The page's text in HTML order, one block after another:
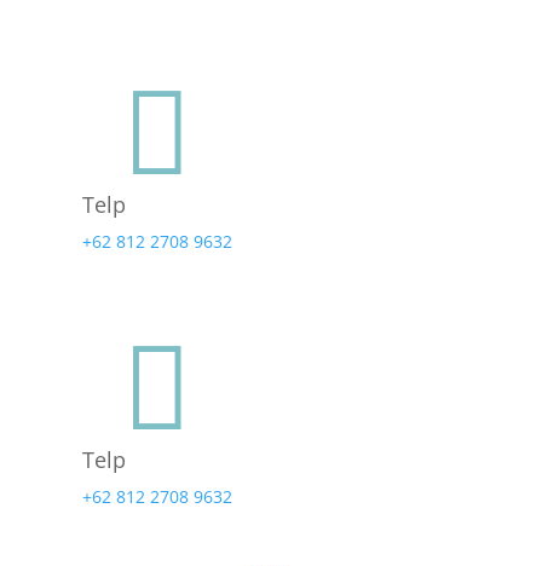

Telp
+62 812 2708 9632

Telp
+62 812 2708 9632